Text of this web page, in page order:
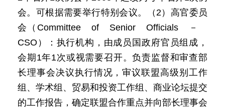
会。可根据需要举行特别会议。（2）高官委员
会（Committee of Senior Officials －
CSO）：执行机构，由成员国政府官员组成，
会期1年1次或视需要召开。负责监督和审查部
长理事会决议执行情况，审议联盟高级别工作
组、学术组、贸易和投资工作组、商业论坛提交
的工作报告，确定联盟合作重点并向部长理事会